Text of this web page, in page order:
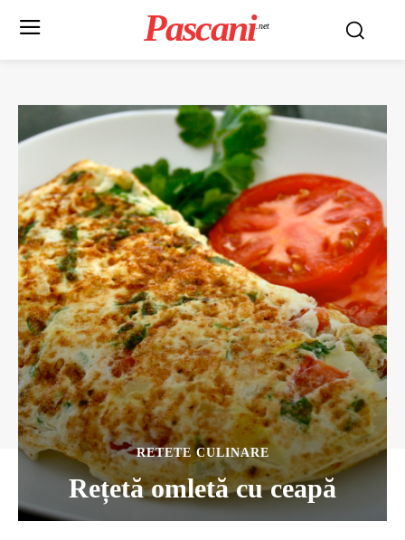
Pascani .net
RETETE CULINARE
Rețetă omletă cu ceapă